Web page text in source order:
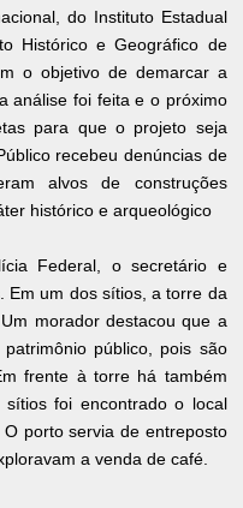
do Instituto Estadual
Histórico e Geográfico de
o objetivo de demarcar a
análise foi feita e o próximo
para que o projeto seja
recebeu denúncias de
alvos de construções
histórico e arqueológico
Federal, o secretário e
Em um dos sítios, a torre da
morador destacou que a
público, pois são
frente à torre há também
foi encontrado o local
porto servia de entreposto
a venda de café.